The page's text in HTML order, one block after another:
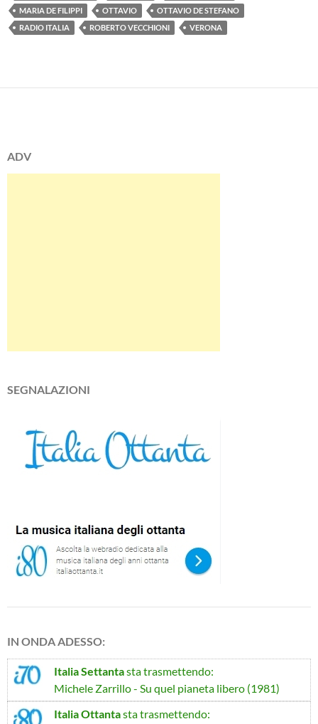
MARIA DE FILIPPI
OTTAVIO
OTTAVIO DE STEFANO
RADIO ITALIA
ROBERTO VECCHIONI VERONA
ADV
SEGNALAZIONI
IN ONDA ADESSO:
Italia Settantasta trasmettendo:
Michele Zarrillo - Su quel pianeta libero (1981)
Italia Ottantasta trasmettendo: